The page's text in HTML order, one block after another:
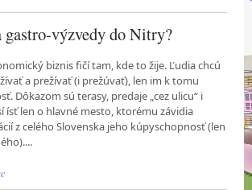
gastro-výzvedy do Nitry?
biznis fičí tam, kde to žije. Ľudia chcú
a prežívať (i prežúvať), len im k tomu
Dôkazom sú terasy, predaje „cez ulicu“ i
ísť len o hlavné mesto, ktorému závidia
z celého Slovenska jeho kúpyschopnosť (len